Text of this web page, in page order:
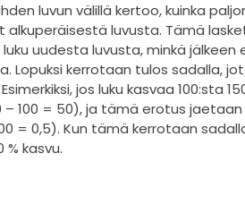
luvun välillä kertoo, kuinka
luvusta. Tämä
uudesta luvusta, minkä jälkeen
Lopuksi kerrotaan tulos sadalla,
jos luku kasvaa 100:sta
100 = 50), ja tämä erotus jaetaan
= 0,5). Kun tämä kerrotaan
kasvu.​